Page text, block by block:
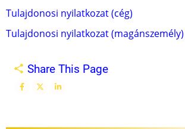
Tulajdonosi nyilatkozat (cég)
Tulajdonosi nyilatkozat (magánszemély)
Share This Page